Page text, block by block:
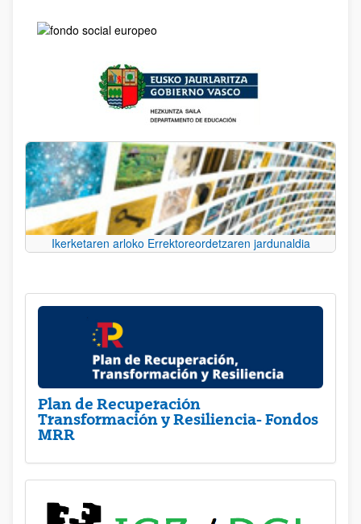
Ikerketaren arloko Errektoreordetzaren jardunaldia
Plan de Recuperación
Transformación y Resiliencia- Fondos
MRR